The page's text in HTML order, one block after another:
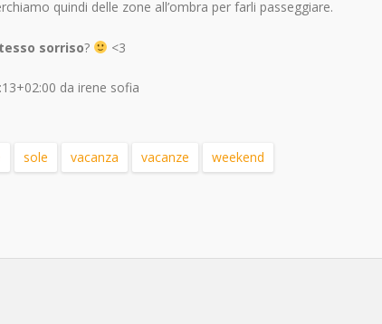
quindi delle zone all’ombra per farli passeggiare.
sorriso? <3
da irene sofia
sole vacanza vacanze weekend